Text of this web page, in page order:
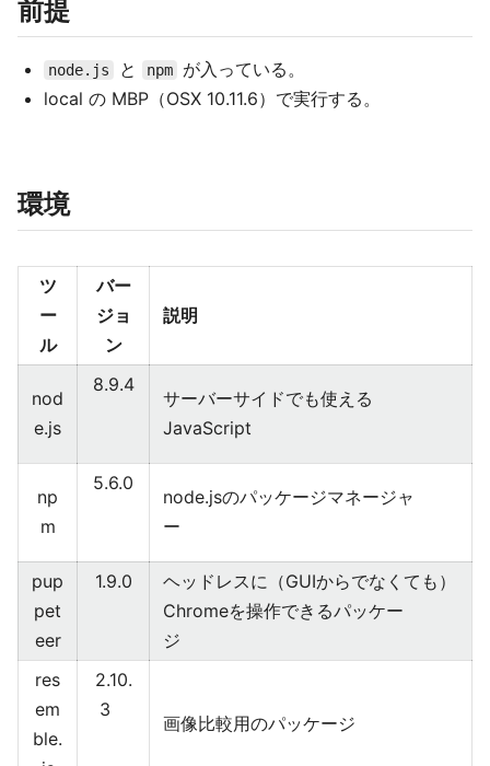
前提
node.js と npm
が入っている。
local の MBP（OSX 10.11.6）で実行する。
環境
ツ
ー
ル
バー
ジョ
ン
説明
nod
e.js
8.9.4
サーバーサイドでも使える
JavaScript
np
m
5.6.0
node.jsのパッケージマネージャ
ー
pup
pet
eer
1.9.0
ヘッドレスに（GUIからでなくても）
Chromeを操作できるパッケー
ジ
res
em
ble.
2.10.
3
画像比較用のパッケージ